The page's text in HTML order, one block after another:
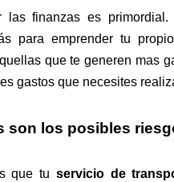
las finanzas es
para emprender tu
que te generen mas
gastos que necesites
son los posibles
que tu servicio de